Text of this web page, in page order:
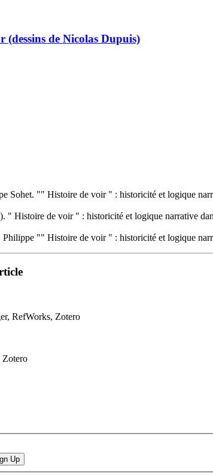
de Nicolas Dupuis)
Sohet. "" Histoire de voir " : historicité et logique
" Histoire de voir " : historicité et logique narrative
Philippe "" Histoire de voir " : historicité et logique
RefWorks, Zotero
Zotero